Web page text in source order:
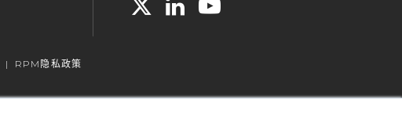
RPM隐私政策